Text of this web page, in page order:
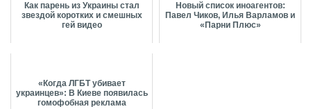
Как парень из Украины стал
звездой коротких и смешных
гей видео
Новый список иноагентов:
Павел Чиков, Илья Варламов и
«Парни Плюс»
«Когда ЛГБТ убивает
украинцев»: В Киеве появилась
гомофобная реклама